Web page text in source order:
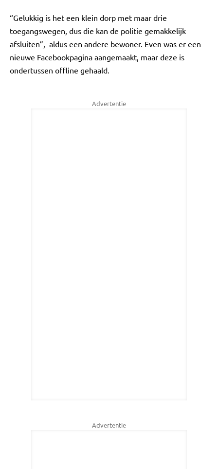
“Gelukkig is het een klein dorp met maar drie
toegangswegen, dus die kan de politie gemakkelijk
afsluiten”, aldus een andere bewoner. Even was er een
nieuwe Facebookpagina aangemaakt, maar deze is
ondertussen offline gehaald.
Advertentie
Advertentie